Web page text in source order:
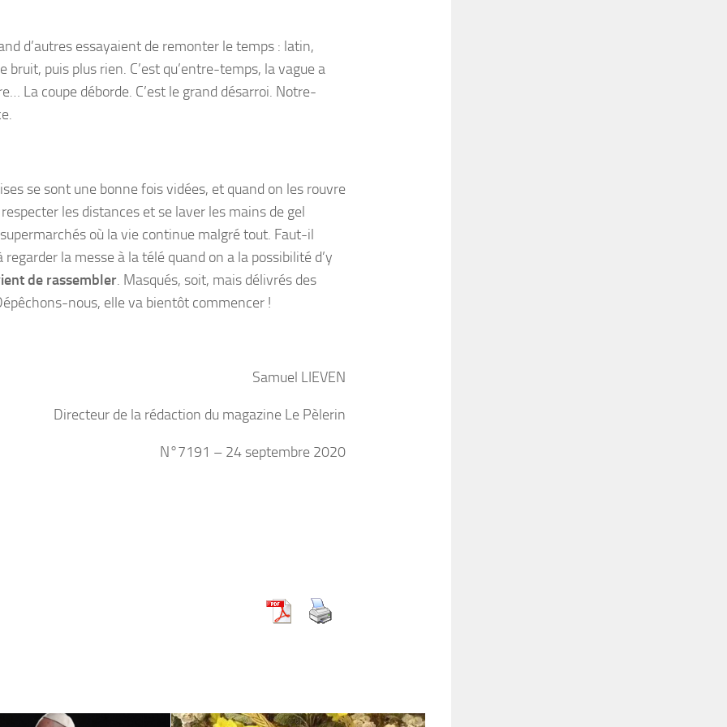
d’autres essayaient de remonter le temps : latin,
puis plus rien. C’est qu’entre-temps, la vague a
La coupe déborde. C’est le grand désarroi. Notre-
se sont une bonne fois vidées, et quand on les rouvre
les distances et se laver les mains de gel
où la vie continue malgré tout. Faut-il
la messe à la télé quand on a la possibilité d’y
de rassembler. Masqués, soit, mais délivrés des
nous, elle va bientôt commencer !
Samuel LIEVEN
Directeur de la rédaction du magazine Le Pèlerin
N°7191 – 24 septembre 2020